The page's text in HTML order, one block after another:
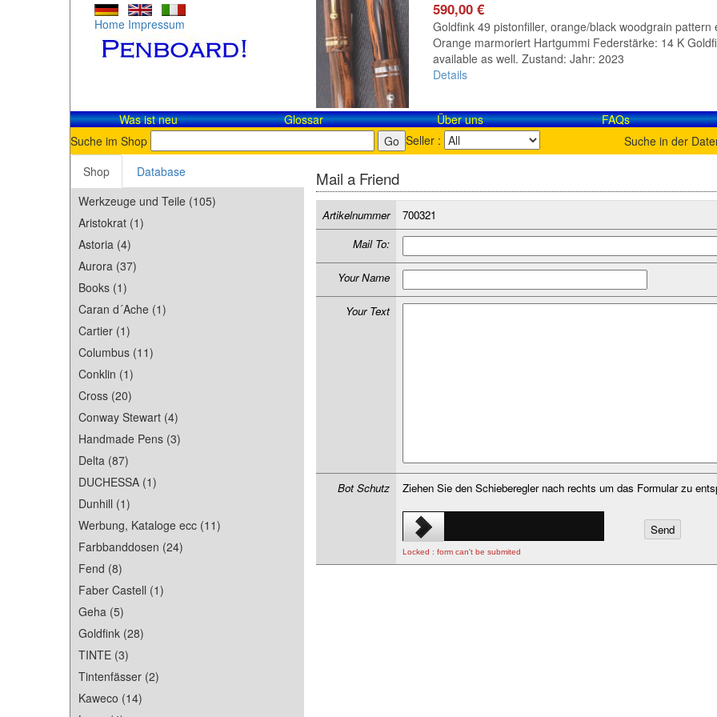
Home Impressum
590,00 €
Goldfink 49 pistonfiller, orange/black woodgrain
Orange marmoriert Hartgummi Federstärke: 14 K
available as well. Zustand: Jahr: 2023
Details
Was ist neu Glossar Über uns FAQs
Suche im Shop
Seller :
Suche in der
Shop
Database
Werkzeuge und Teile (105)
Aristokrat (1)
Astoria (4)
Aurora (37)
Books (1)
Caran d´Ache (1)
Cartier (1)
Columbus (11)
Conklin (1)
Cross (20)
Conway Stewart (4)
Handmade Pens (3)
Delta (87)
DUCHESSA (1)
Dunhill (1)
Werbung, Kataloge ecc (11)
Farbbanddosen (24)
Fend (8)
Faber Castell (1)
Geha (5)
Goldfink (28)
TINTE (3)
Tintenfässer (2)
Kaweco (14)
Mail a Friend
Artikelnummer
700321
Mail To:
Your Name
Your Text
Bot Schutz Ziehen Sie den Schieberegler nach rechts um das Formular zu
Locked : form can't be submited